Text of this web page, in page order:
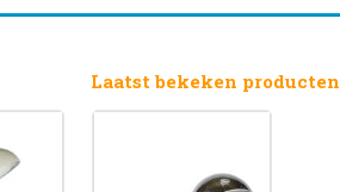
Laatst bekeken producten